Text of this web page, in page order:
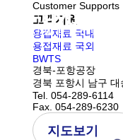
Customer Supports
고객지원
용접재료 국내
용접재료 국외
BWTS
경북-포항공장
경북 포항시 남구
Tel. 054-289-6114
Fax. 054-289-6230
지도보기